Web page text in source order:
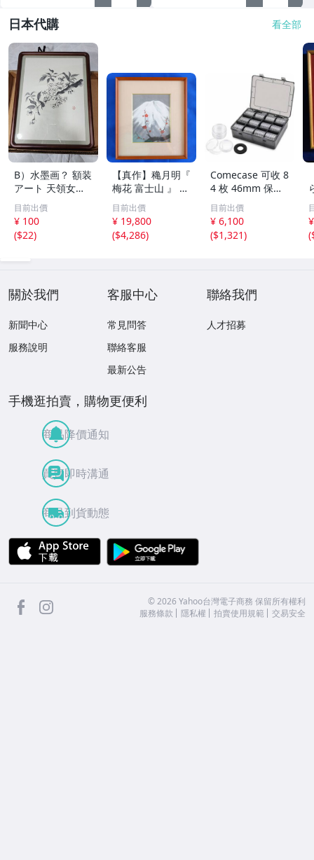
日本代購 看全部
B）水墨画？ 額装
アート 天領女
桑？
目前出價
¥ 100
($22)
【真作】穐月明『
梅花 富士山 』 日
本画 2号 共シー
ル 水墨画 近代絵
画
目前出價
¥ 19,800
($4,286)
Comecase 可收 8
4 枚 46mm 保盒
收包，12 格收
盒，用于念、收藏
| EVA フォームt
m
目前出價
¥ 6,100
($1,321)
(
關於我們
新聞中心
服務說明
客服中心
常見問答
聯絡客服
最新公告
聯絡我們
人才招募
手機逛拍賣，購物更便利
商品降價通知
買賣即時溝通
商品到貨動態
APP Store
facebook ©2026 Yahoo台灣電子商務 保留所有權利
服務條款
隱私權 拍賣使用規範 交易安全